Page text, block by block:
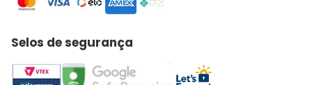
Selos de segurança